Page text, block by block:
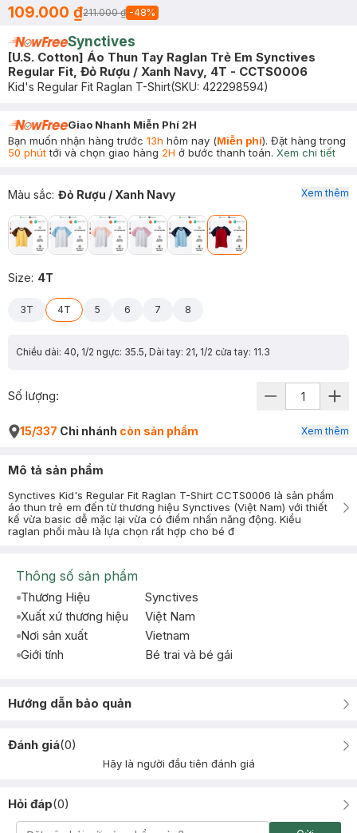
109.000 ₫211.000 ₫ -48%
Synctives
[U.S. Cotton] Áo Thun Tay Raglan Trẻ Em Synctives
Regular Fit, Đỏ Rượu / Xanh Navy, 4T - CCTS0006
Kid's Regular Fit Raglan T-Shirt(SKU: 422298594)
Giao Nhanh Miễn Phí 2H
Bạn muốn nhận hàng trước 13h hôm nay (Miễn phí). Đặt hàng trong
50 phúttới và chọn giao hàng 2H ở bước thanh toán. Xem chi tiết
Màu sắc: Đỏ Rượu / Xanh Navy
Size: 4T
3T 4T 5 6 7 8
Chiều dài: 40, 1/2 ngực: 35.5, Dài tay: 21, 1/2 cửa tay: 11.3
Xem thêm
Số lượng:
15/337 Chi nhánh còn sản phẩm Xem thêm
Mô tả sản phẩm
Synctives Kid's Regular Fit Raglan T-Shirt CCTS0006 là sản phẩm
áo thun trẻ em đến từ thương hiệu Synctives (Việt Nam) với thiết
kế vừa basic dễ mặc lại vừa có điểm nhấn năng động. Kiểu
raglan phối màu là lựa chọn rất hợp cho bé đ
Thông số sản phẩm
Thương Hiệu
Synctives
Xuất xứ thương hiệu
Việt Nam
Nơi sản xuất
Vietnam
Giới tính
Bé trai và bé gái
Hướng dẫn bảo quản
Đánh giá(0)
Hãy là người đầu tiên đánh giá
Hỏi đáp(0)